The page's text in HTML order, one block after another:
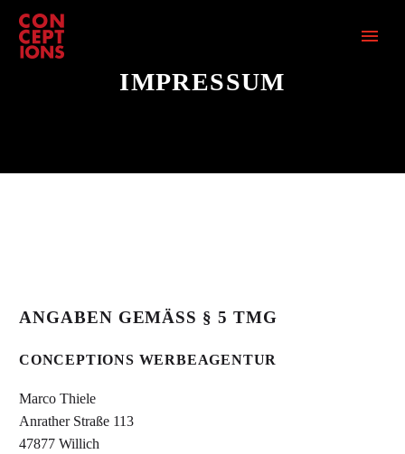
IMPRESSUM
ANGABEN GEMÄSS § 5 TMG
CONCEPTIONS WERBEAGENTUR
Marco Thiele
Anrather Straße 113
47877 Willich